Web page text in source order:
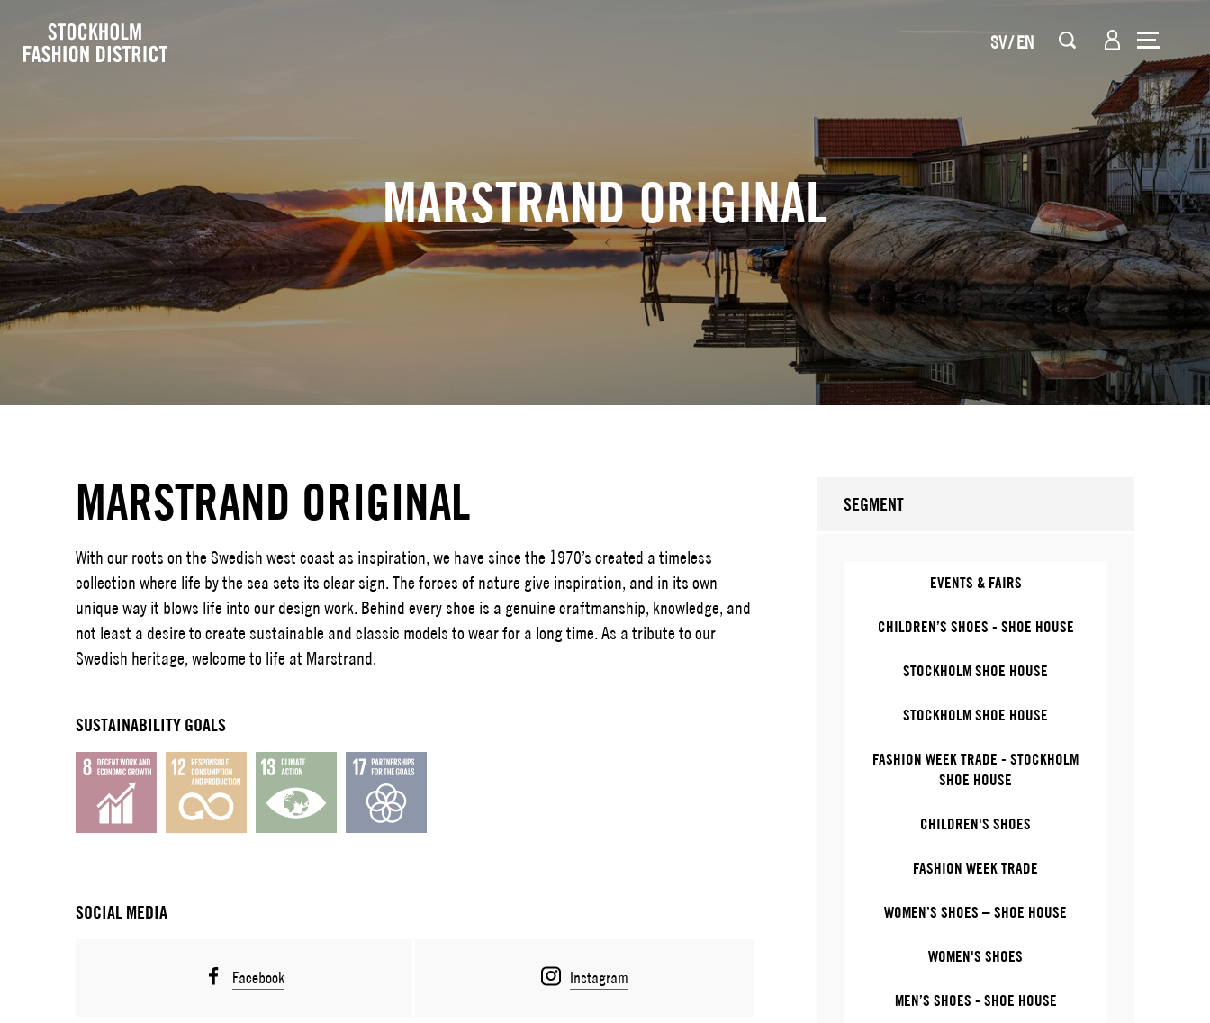
SV EN
MARSTRAND ORIGINAL
MARSTRAND ORIGINAL
With our roots on the Swedish west coast as inspiration, we have since the 1970’s created a timeless
collection where life by the sea sets its clear sign. The forces of nature give inspiration, and in its own
unique way it blows life into our design work. Behind every shoe is a genuine craftmanship, knowledge, and
not least a desire to create sustainable and classic models to wear for a long time. As a tribute to our
Swedish heritage, welcome to life at Marstrand.
SUSTAINABILITY GOALS
SOCIAL MEDIA
Facebook Instagram
SEGMENT
EVENTS & FAIRS
CHILDREN’S SHOES - SHOE HOUSE
STOCKHOLM SHOE HOUSE
STOCKHOLM SHOE HOUSE
FASHION WEEK TRADE - STOCKHOLM
SHOE HOUSE
CHILDREN'S SHOES
FASHION WEEK TRADE
WOMEN’S SHOES – SHOE HOUSE
WOMEN'S SHOES
MEN’S SHOES - SHOE HOUSE